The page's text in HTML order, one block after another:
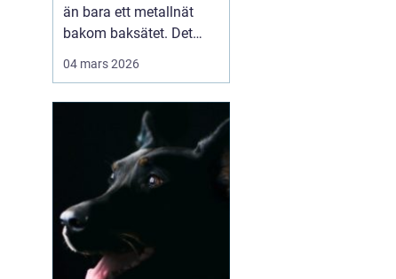
än bara ett metallnät
bakom baksätet. Det
passagerare och djur vid
kraftiga inbromsningar
eller kollis...
04 mars 2026